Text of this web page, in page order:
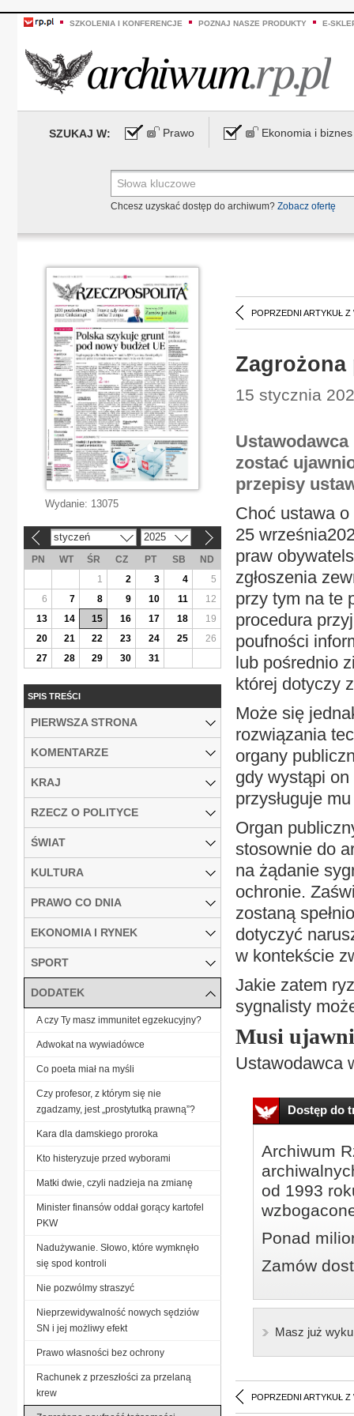
SZKOLENIA I KONFERENCJE POZNAJ NASZE PRODUKTY E-
SZUKAJ W: Prawo Ekonomia i biznes
Chcesz uzyskać dostęp do archiwum? Zobacz ofertę
POPRZEDNI ARTYKUŁ Z
15 stycznia
Ustawodawca
zostać
przepisy
Choć ustawa
25
praw
zgłoszenia
przy tym na te
procedura
poufności
lub pośrednio
której dotyczy
Może się
rozwiązania
organy
gdy wystąpi
przysługuje
Organ
stosownie do
na żądanie
ochronie.
zostaną
dotyczyć
w kontekście
Jakie zatem
sygnalisty
Musi
Ustawodawca
Dostęp do
Archiwum
od 1993
Ponad
Zamów
Masz już
POPRZEDNI ARTYKUŁ Z
Wydanie: 13075
styczeń 2025
PN WT ŚR CZ PT SB
ND
1
2 3 4
5
6
7 8 9 10 11
12
13
14 15 16 17 18
19
20
21 22 23 24 25
26
27
28 29 30 31
SPIS TREŚCI
PIERWSZA STRONA
KOMENTARZE
KRAJ
RZECZ O POLITYCE
ŚWIAT
KULTURA
PRAWO CO DNIA
EKONOMIA I RYNEK
SPORT
DODATEK
A czy Ty masz immunitet egzekucyjny?
Adwokat na wywiadówce
Co poeta miał na myśli
Czy profesor, z którym się nie
zgadzamy, jest „prostytutką prawną”?
Kara dla damskiego proroka
Kto histeryzuje przed wyborami
Matki dwie, czyli nadzieja na zmianę
Minister finansów oddał gorący kartofel
PKW
Nadużywanie. Słowo, które wymknęło
się spod kontroli
Nie pozwólmy straszyć
Nieprzewidywalność nowych sędziów
SN i jej możliwy efekt
Prawo własności bez ochrony
Rachunek z przeszłości za przelaną
krew